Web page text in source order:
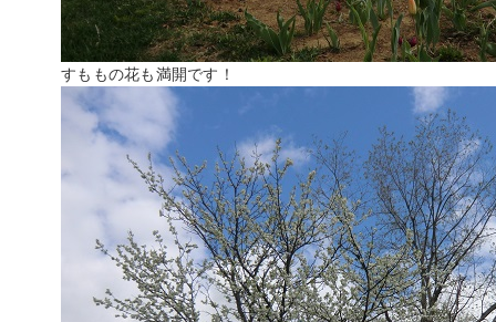
すももの花も満開です！